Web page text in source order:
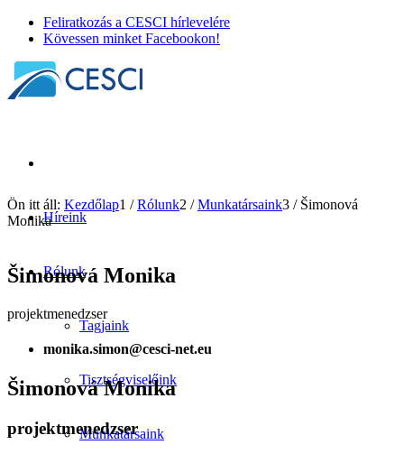
Feliratkozás a CESCI hírlevelére
Kövessen minket Facebookon!
Híreink
Rólunk
Tagjaink
Tisztségviselőink
Munkatársaink
Ön itt áll: Kezdőlap1 / Rólunk2 / Munkatársaink3 / Šimonová
Monika
Šimonová Monika
projektmenedzser
monika.simon@cesci-net.eu
Šimonová Monika
projektmenedzser